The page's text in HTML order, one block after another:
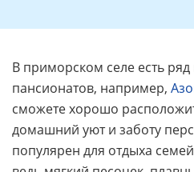
В приморском селе есть
пансионатов, например,
сможете хорошо
домашний уют и заботу
популярен для отдыха